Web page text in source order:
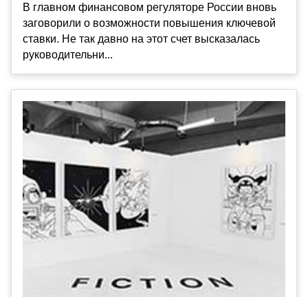
В главном финансовом регуляторе России вновь
заговорили о возможности повышения ключевой
ставки. Не так давно на этот счет высказалась
руководительни...